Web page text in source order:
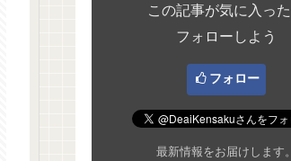
この記事が気に入っ
フォローしよう
フォロー
最新情報をお届けします。